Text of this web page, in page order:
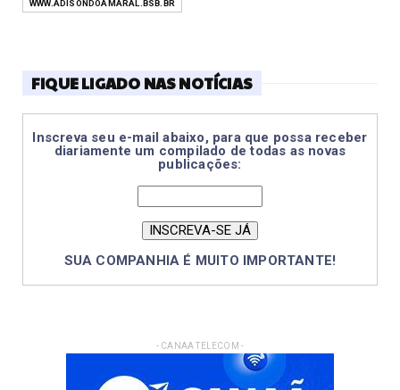
WWW.ADISONDOAMARAL.BSB.BR
FIQUE LIGADO NAS NOTÍCIAS
Inscreva seu e-mail abaixo, para que possa receber
diariamente um compilado de todas as novas
publicações:
SUA COMPANHIA É MUITO IMPORTANTE!
- CANAA TELECOM -